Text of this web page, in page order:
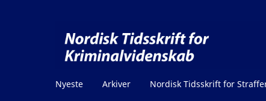
Nyeste Arkiver Nordisk Tidsskrift for